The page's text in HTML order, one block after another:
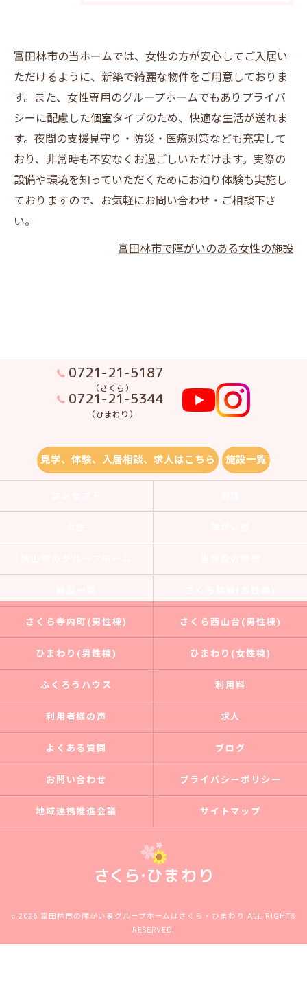
富田林市の当ホームでは、女性の方が安心してご入居い
ただけるように、新築で綺麗な物件をご用意しておりま
す。また、女性専用のグループホームでもありプライバ
シーに配慮した個室タイプのため、快適な生活が送れま
す。夜間の支援見守り・防災・医療対策なども充実して
おり、非常時も不安なくお過ごしいただけます。実際の
設備や環境を知っていただくためにお泊り体験も実施し
ておりますので、お気軽にお問い合わせ・ご相談下さ
い。
富田林市で障がいのある女性の施設
0721-21-5187
（さくら）
0721-21-5344
（ひまわり）
見学、体験、入居相談、求人はこちら 施設一覧
さくら寺内町(男性棟) さくら西山台(男性棟)
ひまわり(男性棟) ひまわり(女性棟)
ふくろうハウス 利用料
利用者様の声 求人
よくある質問 ブログ
お問い合わせ プライバシーポリシー
地域連携推進会議 サイトマップ
c 2026 富田林市の障がい者グループホームはさくら・ひまわり ALL RIGHTS
RESERVED.